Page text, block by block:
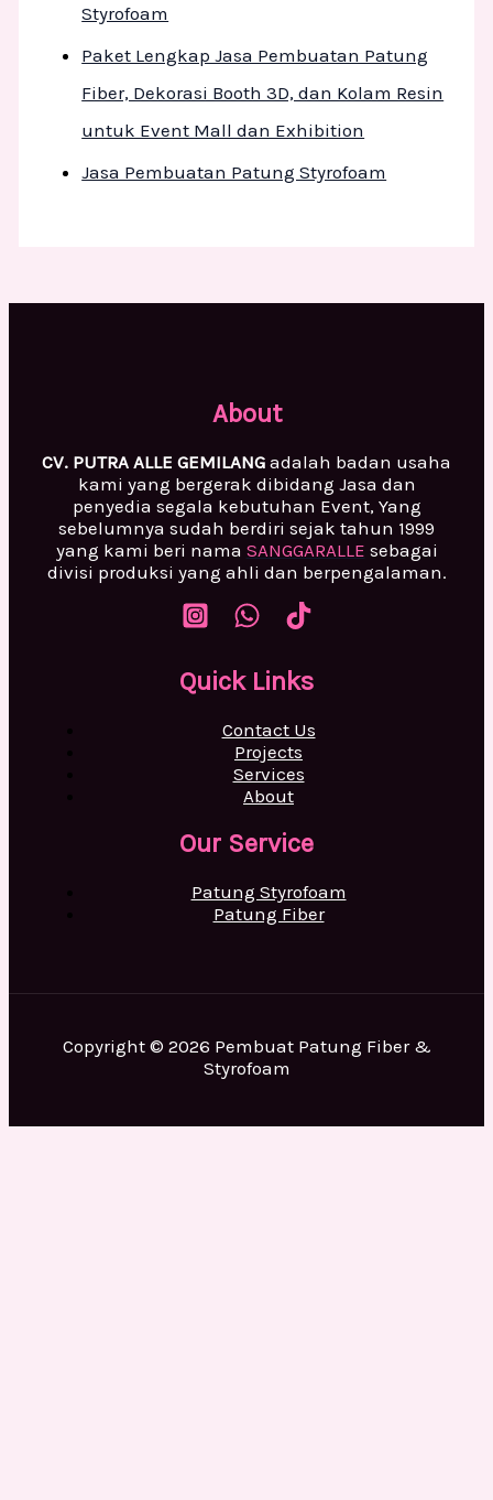
Styrofoam
Paket Lengkap Jasa Pembuatan Patung
Fiber, Dekorasi Booth 3D, dan Kolam Resin
untuk Event Mall dan Exhibition
Jasa Pembuatan Patung Styrofoam
About
CV. PUTRA ALLE GEMILANG adalah badan usaha
kami yang bergerak dibidang Jasa dan
penyedia segala kebutuhan Event, Yang
sebelumnya sudah berdiri sejak tahun 1999
yang kami beri nama SANGGARALLE sebagai
divisi produksi yang ahli dan berpengalaman.
Quick Links
Contact Us
Projects
Services
About
Our Service
Patung Styrofoam
Patung Fiber
Copyright © 2026 Pembuat Patung Fiber &
Styrofoam